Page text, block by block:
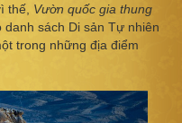
thế, Vườn quốc gia thung
danh sách Di sản Tự nhiên
trong những địa điểm